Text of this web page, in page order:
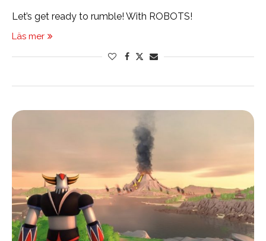
Let’s get ready to rumble! With ROBOTS!
Läs mer